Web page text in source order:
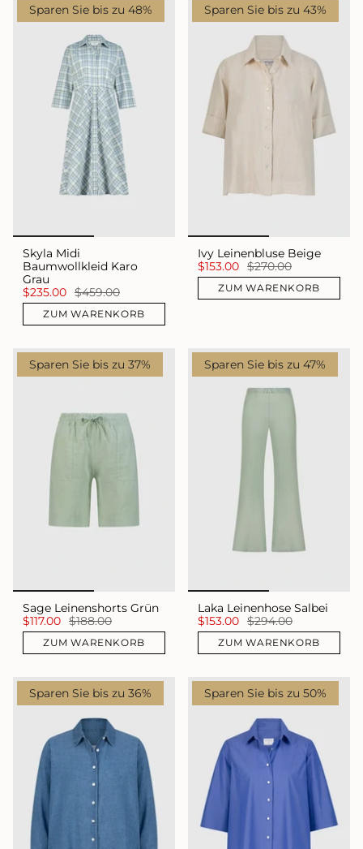
Sparen Sie bis zu 48%
Skyla Midi
Baumwollkleid Karo
Grau
$235.00 $459.00
ZUM WARENKORB
Sparen Sie bis zu 43%
Ivy Leinenbluse Beige
$153.00 $270.00
ZUM WARENKORB
Sparen Sie bis zu 37%
Sage Leinenshorts Grün
$117.00 $188.00
ZUM WARENKORB
Sparen Sie bis zu 47%
Laka Leinenhose Salbei
$153.00 $294.00
ZUM WARENKORB
Sparen Sie bis zu 36% Sparen Sie bis zu 50%